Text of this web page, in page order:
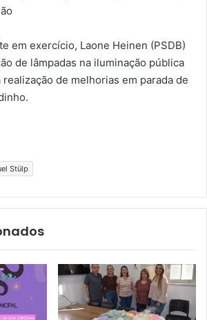
em exercício, Laone Heinen (PSDB)
de lâmpadas na iluminação pública
de melhorias em parada de
Stülp